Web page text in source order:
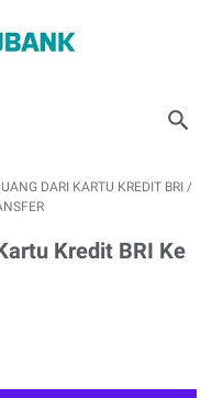
DARI KARTU KREDIT BRI /
Kredit BRI Ke